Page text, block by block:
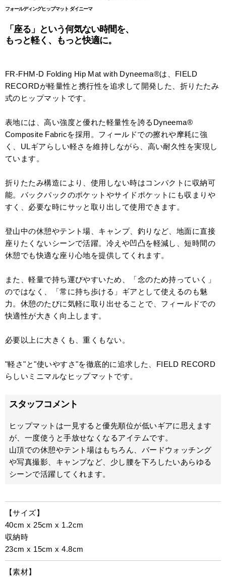
フォールディングヒップマット ダイニーマ
「座る」という何気ない時間を、
もっと軽く、もっと快適に。
FR-FHM-D Folding Hip Mat with Dyneema®は、FIELD
RECORDが軽量性と携行性を追求して開発した、折りたたみ
式のヒップマットです。
表地には、高い強度と優れた軽量性を誇るDyneema®
Composite Fabricを採用。フィールドでの擦れや摩耗に強
く、ULギアらしい軽さを維持しながら、高い耐久性を実現し
ています。
折りたたみ構造により、使用しない時はコンパクトに収納可
能。バックパックのポケットやサイドポケットにも収まりや
すく、必要な時にサッと取り出して使用できます。
登山中の休憩やテント場、キャンプ、釣りなど、地面に直接
座りたくないシーンで活躍。冷えや凹凸を軽減し、短時間の
休憩でも快適な座り心地を提供してくれます。
また、軽量で持ち運びやすいため、「念のため持っていく」
のではなく、「常に持ち歩ける」ギアとして使えるのも魅
力。休憩のたびに気軽に取り出せることで、フィールドでの
快適性が大きく向上します。
必要以上に大きくも、重くもない。
"軽さ"と"使いやすさ"を徹底的に追求した、FIELD RECORD
らしいミニマルなヒップマットです。
スタッフコメント
ヒップマットは一見すると優先順位が低いギアに思えます
が、一度使うと手放せなくなるアイテムです。
山頂での休憩やテント場はもちろん、バードウォッチング
や写真撮影、キャンプなど、少し腰を下ろしたいあらゆる
シーンで活躍してくれます。
【サイズ】
40cm x 25cm x 1.2cm
収納時
23cm x 15cm x 4.8cm
【素材】